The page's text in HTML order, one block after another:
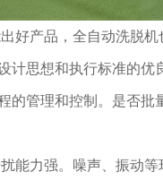
好产品，全自动洗脱机
计思想和执行标准的
的管理和控制。是否
能力强。噪声、振动等